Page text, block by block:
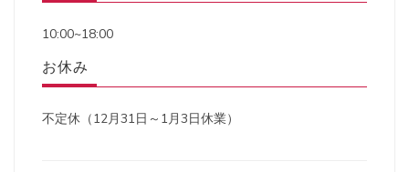
10:00~18:00
お休み
不定休（12月31日～1月3日休業）